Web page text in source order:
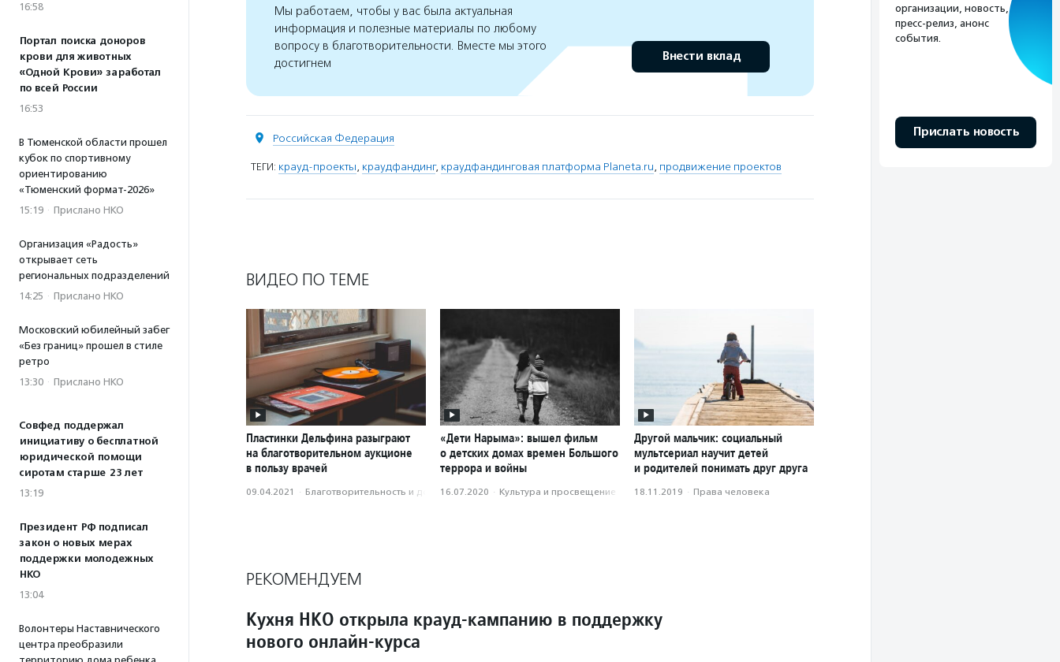
16:58
Портал поиска доноров
крови для животных
«Одной Крови» заработал
по всей России
16:53
В Тюменской области прошел
кубок по спортивному
ориентированию
«Тюменский формат-2026»
15:19 · Прислано НКО
Организация «Радость»
открывает сеть
региональных подразделений
14:25 · Прислано НКО
Московский юбилейный забег
«Без границ» прошел в стиле
ретро
13:30 · Прислано НКО
Совфед поддержал
инициативу о бесплатной
юридической помощи
сиротам старше 23 лет
13:19
Президент РФ подписал
закон о новых мерах
поддержки молодежных
НКО
13:04
Волонтеры Наставнического
центра преобразили
Мы работаем, чтобы у вас была актуальная
информация и полезные материалы по любому
вопросу в благотворительности. Вместе мы этого
достигнем
Внести вклад
Российская Федерация
ТЕГИ: крауд-проекты, краудфандинг, краудфандинговая платформа Planeta.ru, продвижение проектов
ВИДЕО ПО ТЕМЕ
Пластинки Дельфина разыграют
на благотворительном аукционе
в пользу врачей
09.04.2021 · Благотвори­тель­ность и доброволь­чест­во
«Дети Нарыма»: вышел фильм
о детских домах времен Большого
террора и войны
16.07.2020 · Культура и просвещение
Другой мальчик: социальный
мультсериал научит детей
и родителей понимать друг друга
18.11.2019 · Права человека
РЕКОМЕНДУЕМ
Кухня НКО открыла крауд-кампанию в поддержку
нового онлайн-курса
организации, новость,
пресс-релиз, анонс
события.
Прислать новость